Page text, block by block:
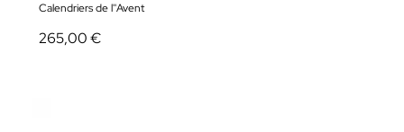
Calendriers de l''Avent
265,00 €